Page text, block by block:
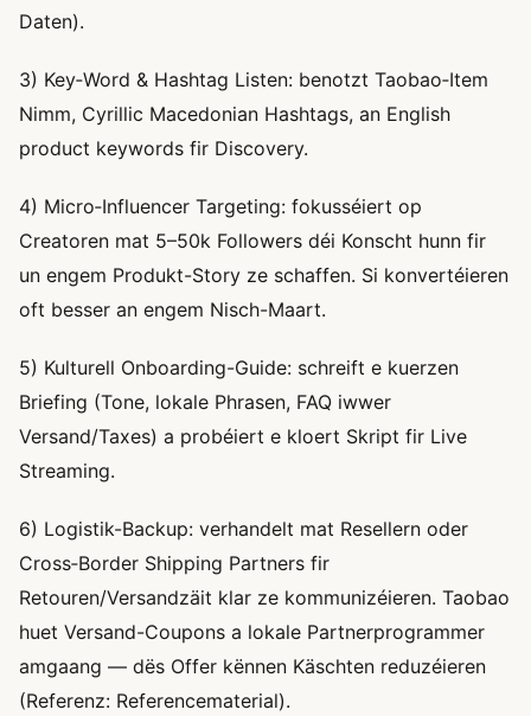
Daten).
3) Key‑Word & Hashtag Listen: benotzt Taobao‑Item
Nimm, Cyrillic Macedonian Hashtags, an English
product keywords fir Discovery.
4) Micro‑Influencer Targeting: fokusséiert op
Creatoren mat 5–50k Followers déi Konscht hunn fir
un engem Produkt-Story ze schaffen. Si konvertéieren
oft besser an engem Nisch-Maart.
5) Kulturell Onboarding-Guide: schreift e kuerzen
Briefing (Tone, lokale Phrasen, FAQ iwwer
Versand/Taxes) a probéiert e kloert Skript fir Live
Streaming.
6) Logistik-Backup: verhandelt mat Resellern oder
Cross‑Border Shipping Partners fir
Retouren/Versandzäit klar ze kommunizéieren. Taobao
huet Versand-Coupons a lokale Partnerprogrammer
amgaang — dës Offer kënnen Käschten reduzéieren
(Referenz: Referencematerial).